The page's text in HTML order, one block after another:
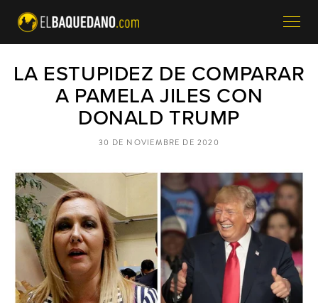
LA ESTUPIDEZ DE COMPARAR
A PAMELA JILES CON
DONALD TRUMP
30 DE NOVIEMBRE DE 2020